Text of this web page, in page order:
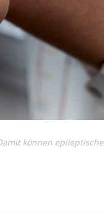
können epileptische